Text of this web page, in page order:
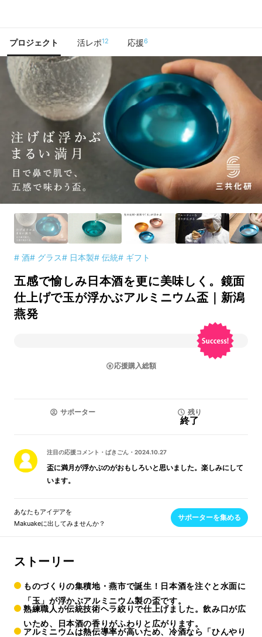
プロジェクト 活レポ12 応援6
# 酒# グラス# 日本製# 伝統# ギフト
五感で愉しみ日本酒を更に美味しく。鏡面
仕上げで玉が浮かぶアルミニウム盃｜新潟
燕発
応援購入総額
サポーター 残り
終了
注目の応援コメント ・ ばきごん ・ 2024.10.27
盃に満月が浮かぶのがおもしろいと思いました。楽しみにして
います。
あなたもアイデアを
Makuakeに出してみませんか？
サポーターを集める
ストーリー
ものづくりの集積地・燕市で誕生！日本酒を注ぐと水面に
「玉」が浮かぶアルミニウム製の盃です。
熟練職人が伝統技術ヘラ絞りで仕上げました。飲み口が広
いため、日本酒の香りがふわりと広がります。
アルミニウムは熱伝導率が高いため、冷酒なら「ひんやり